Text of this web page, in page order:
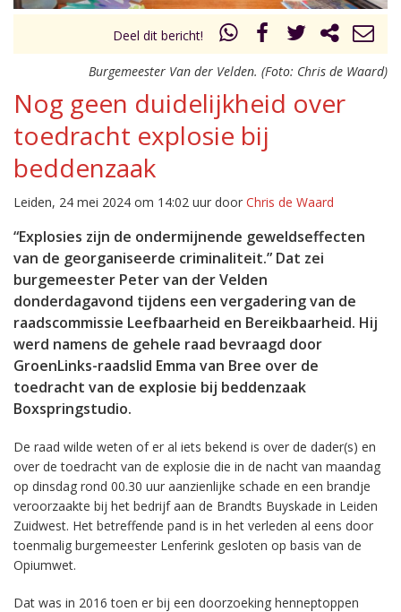
Deel dit bericht!
Burgemeester Van der Velden. (Foto: Chris de Waard)
Nog geen duidelijkheid over
toedracht explosie bij
beddenzaak
Leiden, 24 mei 2024 om 14:02 uur door Chris de Waard
“Explosies zijn de ondermijnende geweldseffecten
van de georganiseerde criminaliteit.” Dat zei
burgemeester Peter van der Velden
donderdagavond tijdens een vergadering van de
raadscommissie Leefbaarheid en Bereikbaarheid. Hij
werd namens de gehele raad bevraagd door
GroenLinks-raadslid Emma van Bree over de
toedracht van de explosie bij beddenzaak
Boxspringstudio.
De raad wilde weten of er al iets bekend is over de dader(s) en
over de toedracht van de explosie die in de nacht van maandag
op dinsdag rond 00.30 uur aanzienlijke schade en een brandje
veroorzaakte bij het bedrijf aan de Brandts Buyskade in Leiden
Zuidwest. Het betreffende pand is in het verleden al eens door
toenmalig burgemeester Lenferink gesloten op basis van de
Opiumwet.
Dat was in 2016 toen er bij een doorzoeking henneptoppen